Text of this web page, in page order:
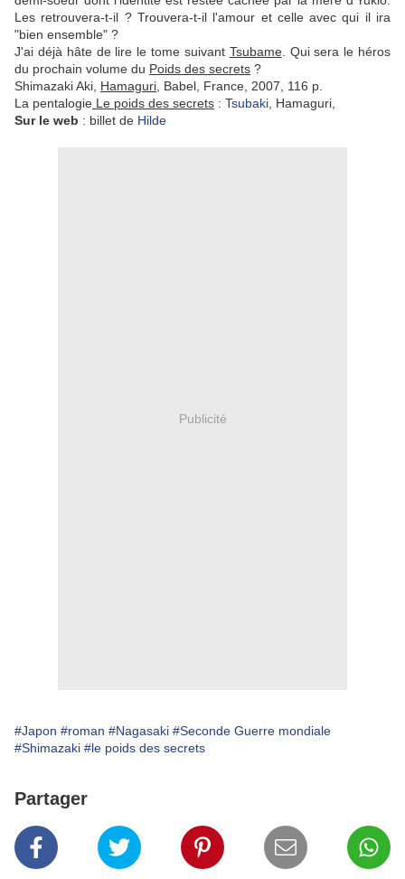
Les retrouvera-t-il ? Trouvera-t-il l'amour et celle avec qui il ira
"bien ensemble" ?
J'ai déjà hâte de lire le tome suivant Tsubame. Qui sera le héros
du prochain volume du Poids des secrets ?
Shimazaki Aki, Hamaguri , Babel, France, 2007, 116 p.
La pentalogie Le poids des secrets : Tsubaki , Hamaguri,
Sur le web : billet de Hilde
Publicité
#Japon #roman #Nagasaki #Seconde Guerre mondiale
#Shimazaki #le poids des secrets
Partager